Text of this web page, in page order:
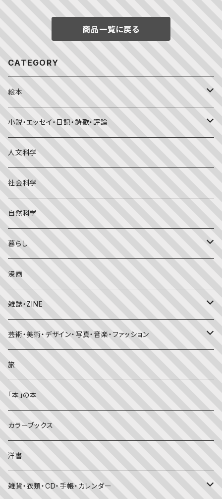
商品一覧に戻る
CATEGORY
絵本
福音館書店月刊誌
こどものとも0.1.2
こどものとも年少版
かがくのとも
その他の月刊誌
おはなしプーカ
チャイルドブックアップル（2・3歳～）
日本の絵本
外国の絵本
昔話・民話
日本の昔話・民話
外国の昔話・民話
おばけ・妖怪・こわい絵本
のりもの絵本
知識の本・図鑑
理科
料理・食育
しかけ絵本
児童書
大人の方に
季節・行事の絵本
春
赤ちゃん（０・１・２歳向け）絵本
小説・エッセイ・日記・詩歌・評論
日本文学
詩・短歌・俳句・ことば
評論
エッセイ・日記
海外文学
人文科学
社会科学
自然科学
暮らし
食・料理
住まい・インテリア
体・健康
趣味
ライフスタイル・生き方
子育て
漫画
雑誌・ZINE
雑誌
ZINE
芸術・美術・デザイン・写真・音楽・ファッション
美術・画集・図録
音楽
写真集
デザイン
ファッション
旅
「本」の本
カラーブックス
洋書
雑貨・衣類・CD・手帳・カレンダー